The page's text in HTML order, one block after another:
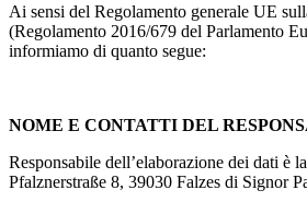
Ai sensi del Regolamento generale UE
(Regolamento 2016/679 del Parlamento
informiamo di quanto segue:
NOME E CONTATTI DEL
Responsabile dell’elaborazione dei dati è
Pfalznerstraße 8, 39030 Falzes di Signor